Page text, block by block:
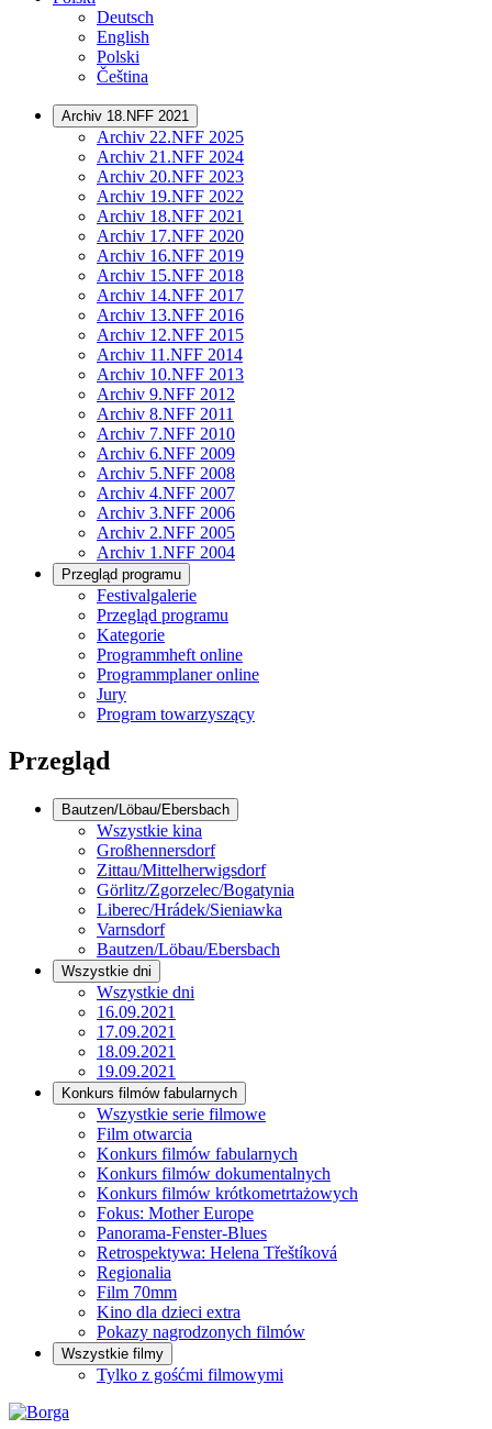
Deutsch
English
Polski
Čeština
Archiv 18.NFF 2021
Archiv 22.NFF 2025
Archiv 21.NFF 2024
Archiv 20.NFF 2023
Archiv 19.NFF 2022
Archiv 18.NFF 2021
Archiv 17.NFF 2020
Archiv 16.NFF 2019
Archiv 15.NFF 2018
Archiv 14.NFF 2017
Archiv 13.NFF 2016
Archiv 12.NFF 2015
Archiv 11.NFF 2014
Archiv 10.NFF 2013
Archiv 9.NFF 2012
Archiv 8.NFF 2011
Archiv 7.NFF 2010
Archiv 6.NFF 2009
Archiv 5.NFF 2008
Archiv 4.NFF 2007
Archiv 3.NFF 2006
Archiv 2.NFF 2005
Archiv 1.NFF 2004
Przegląd programu
Festivalgalerie
Przegląd programu
Kategorie
Programmheft online
Programmplaner online
Jury
Program towarzyszący
Przegląd
Bautzen/Löbau/Ebersbach
Wszystkie kina
Großhennersdorf
Zittau/Mittelherwigsdorf
Görlitz/Zgorzelec/Bogatynia
Liberec/Hrádek/Sieniawka
Varnsdorf
Bautzen/Löbau/Ebersbach
Wszystkie dni
Wszystkie dni
16.09.2021
17.09.2021
18.09.2021
19.09.2021
Konkurs filmów fabularnych
Wszystkie serie filmowe
Film otwarcia
Konkurs filmów fabularnych
Konkurs filmów dokumentalnych
Konkurs filmów krótkometrtażowych
Fokus: Mother Europe
Panorama-Fenster-Blues
Retrospektywa: Helena Třeštíková
Regionalia
Film 70mm
Kino dla dzieci extra
Pokazy nagrodzonych filmów
Wszystkie filmy
Tylko z gośćmi filmowymi